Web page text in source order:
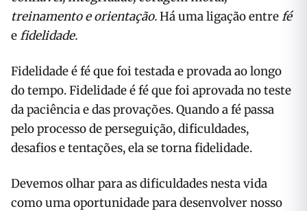
treinamento e orientação.Há uma ligação entrefé
efidelidade.
Fidelidade é fé que foi testada e provada ao longo
do tempo. Fidelidade é fé que foi aprovada no teste
da paciência e das provações. Quando a fé passa
pelo processo de perseguição, dificuldades,
desafios e tentações, ela se torna fidelidade.
Devemos olhar para as dificuldades nesta vida
como uma oportunidade para desenvolver nosso